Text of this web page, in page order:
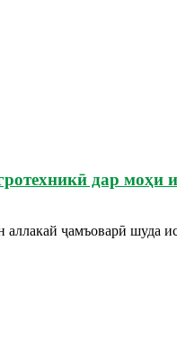
дар моҳи
ҷамъоварӣ шуда